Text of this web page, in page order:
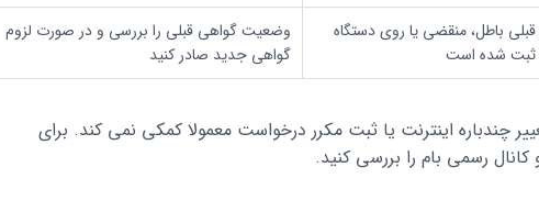
باطل، منقضی یا روی دستگاه
ثبت شده است
وضعیت گواهی قبلی را بررسی و در صورت لزوم
گواهی جدید صادر کنید
چندباره اینترنت یا ثبت مکرر درخواست معمولا کمکی نمی کند. برای
رسمی بام را بررسی کنید.